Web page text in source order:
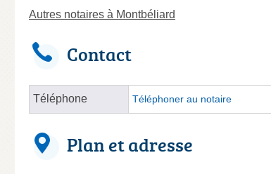
Autres notaires à Montbéliard
Contact
Téléphone Téléphoner au notaire
Plan et adresse